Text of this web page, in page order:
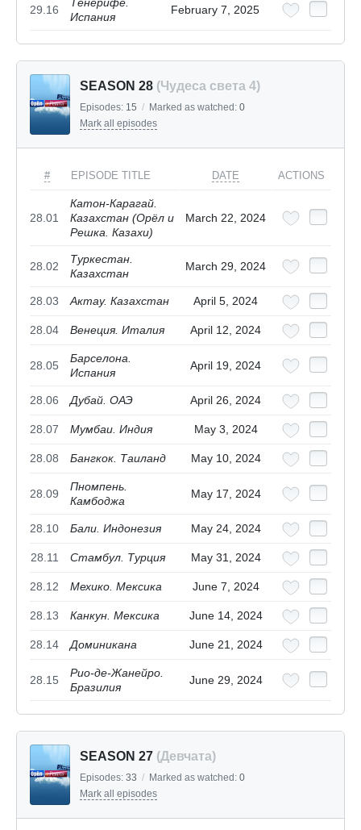
29.16
Тенерифе.
Испания
February 7, 2025
SEASON 28 (Чудеса света 4)
Episodes: 15 / Marked as watched: 0
Mark all episodes
# EPISODE TITLE DATE ACTIONS
28.01
Катон-Карагай.
Казахстан (Орёл и
Решка. Казахи)
March 22, 2024
28.02
Туркестан.
Казахстан
March 29, 2024
28.03 Актау. Казахстан April 5, 2024
28.04 Венеция. Италия April 12, 2024
28.05
Барселона.
Испания
April 19, 2024
28.06 Дубай. ОАЭ April 26, 2024
28.07 Мумбаи. Индия May 3, 2024
28.08 Бангкок. Таиланд May 10, 2024
28.09
Пномпень.
Камбоджа
May 17, 2024
28.10 Бали. Индонезия May 24, 2024
28.11 Стамбул. Турция May 31, 2024
28.12 Мехико. Мексика June 7, 2024
28.13 Канкун. Мексика June 14, 2024
28.14 Доминикана June 21, 2024
28.15
Рио-де-Жанейро.
Бразилия
June 29, 2024
SEASON 27 (Девчата)
Episodes: 33 / Marked as watched: 0
Mark all episodes